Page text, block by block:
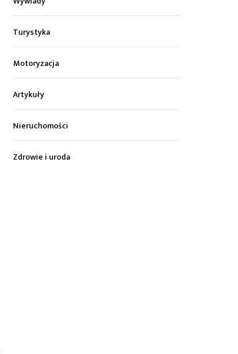
Turystyka
Motoryzacja
Artykuły
Nieruchomości
Zdrowie i uroda